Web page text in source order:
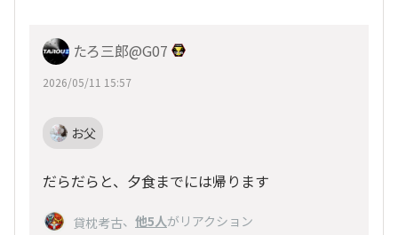
たろ三郎@G07
2026/05/11 15:57
お父
だらだらと、夕食までには帰ります
貸枕考古、 他5人がリアクション